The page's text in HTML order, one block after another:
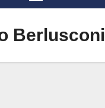
Berlusconi